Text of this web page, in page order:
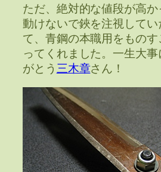
ただ、絶対的な値段が高
動けないで鋏を注視して
て、青鋼の本職用をもの
ってくれました。一生大
がとう三木章さん！